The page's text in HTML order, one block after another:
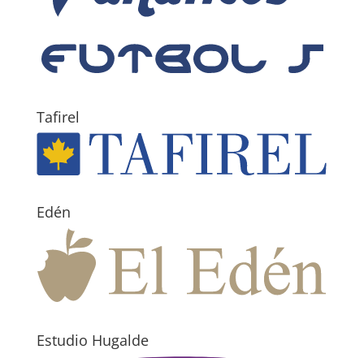
Tafirel
Edén
Estudio Hugalde